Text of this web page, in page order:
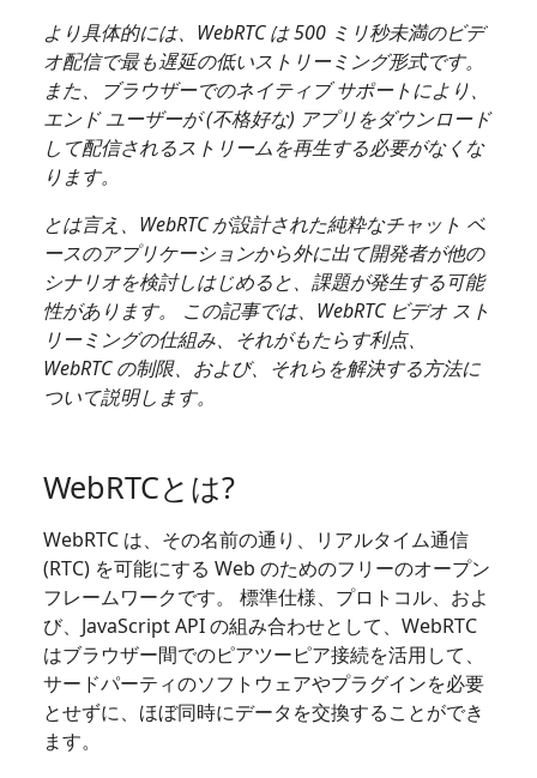
より具体的には、WebRTC は 500 ミリ秒未満のビデ
オ配信で最も遅延の低いストリーミング形式です。
また、ブラウザーでのネイティブ サポートにより、
エンド ユーザーが (不格好な) アプリをダウンロード
して配信されるストリームを再生する必要がなくな
ります。
とは言え、WebRTC が設計された純粋なチャット ベ
ースのアプリケーションから外に出て開発者が他の
シナリオを検討しはじめると、課題が発生する可能
性があります。 この記事では、WebRTC ビデオ スト
リーミングの仕組み、それがもたらす利点、
WebRTC の制限、および、それらを解決する方法に
ついて説明します。
WebRTCとは?
WebRTC は、その名前の通り、リアルタイム通信
(RTC) を可能にする Web のためのフリーのオープン
フレームワークです。 標準仕様、プロトコル、およ
び、JavaScript API の組み合わせとして、WebRTC
はブラウザー間でのピアツーピア接続を活用して、
サードパーティのソフトウェアやプラグインを必要
とせずに、ほぼ同時にデータを交換することができ
ます。